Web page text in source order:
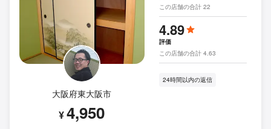
大阪府東大阪市
¥4,950
この店舗の合計 22
4.89
評価
この店舗の合計 4.63
24時間以内の返信